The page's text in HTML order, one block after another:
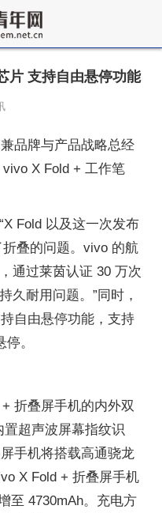
片 支持自由悬停功能
品牌与产品战略总经
X Fold + 工作笔
Fold 以及这一次发布
叠的问题。vivo 的航
通过莱茵认证 30 万次
久耐用问题。”同时，
自由悬停功能，支持
。
折叠屏手机的内外双
超声波屏幕指纹识
手机将搭载高通骁龙
X Fold + 折叠屏手机
至 4730mAh。充电方